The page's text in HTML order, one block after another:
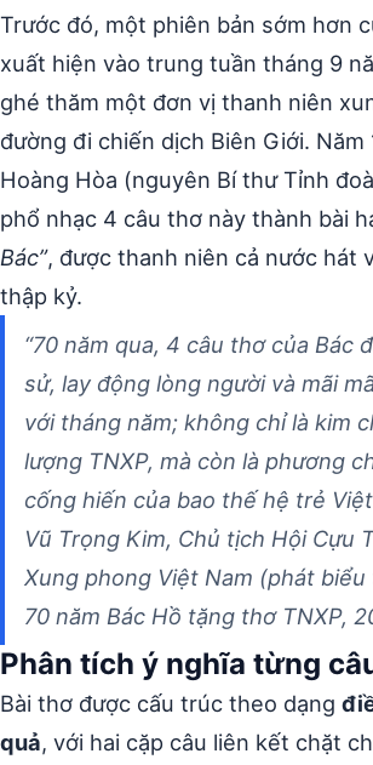
Trước đó, một phiên bản sớm hơn
xuất hiện vào trung tuần tháng 9
ghé thăm một đơn vị thanh niên
đường đi chiến dịch Biên Giới. Năm
Hoàng Hòa (nguyên Bí thư Tỉnh
phổ nhạc 4 câu thơ này thành bài
Bác”, được thanh niên cả nước hát
thập kỷ.
“70 năm qua, 4 câu thơ của Bác
sử, lay động lòng người và mãi
với tháng năm; không chỉ là kim
lượng TNXP, mà còn là phương
cống hiến của bao thế hệ trẻ
Vũ Trọng Kim, Chủ tịch Hội Cựu
Xung phong Việt Nam (phát biểu
70 năm Bác Hồ tặng thơ TNXP,
Phân tích ý nghĩa từng
Bài thơ được cấu trúc theo dạng
quả, với hai cặp câu liên kết chặt